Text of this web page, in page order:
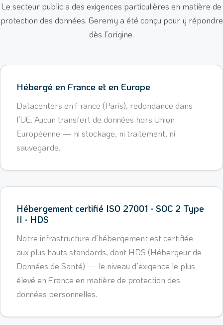
Le secteur public a des exigences particulières en matière de
protection des données. Geremy a été conçu pour y répondre
dès l’origine.
Hébergé en France et en Europe
Datacenters en France (Paris), redondance dans
l’UE. Aucun transfert de données hors Union
Européenne — ni stockage, ni traitement, ni
sauvegarde.
Hébergement certifié ISO 27001 · SOC 2 Type
II · HDS
Notre infrastructure d’hébergement est certifiée
aux plus hauts standards, dont HDS (Hébergeur de
Données de Santé) — le niveau d’exigence le plus
élevé en France en matière de protection des
données personnelles.